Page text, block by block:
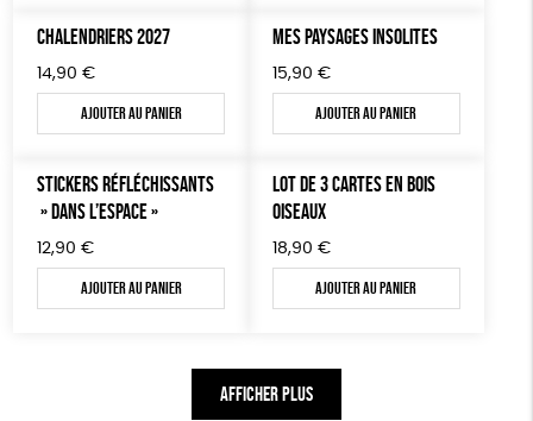
CHALENDRIERS 2027
14,90 €
Ajouter au panier
MES PAYSAGES INSOLITES
15,90 €
Ajouter au panier
STICKERS RÉFLÉCHISSANTS
» DANS L’ESPACE »
12,90 €
Ajouter au panier
LOT DE 3 CARTES EN BOIS
OISEAUX
18,90 €
Ajouter au panier
AFFICHER PLUS